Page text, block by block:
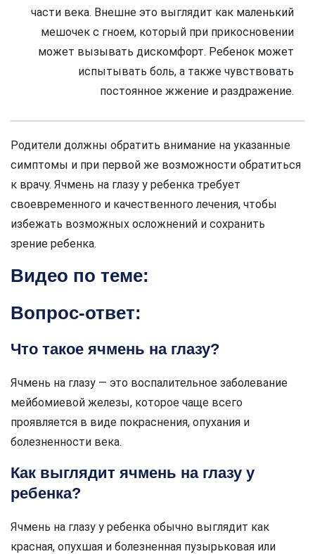
части века. Внешне это выглядит как маленький
мешочек с гноем, который при прикосновении
может вызывать дискомфорт. Ребенок может
испытывать боль, а также чувствовать
постоянное жжение и раздражение.
Родители должны обратить внимание на указанные
симптомы и при первой же возможности обратиться
к врачу. Ячмень на глазу у ребенка требует
своевременного и качественного лечения, чтобы
избежать возможных осложнений и сохранить
зрение ребенка.
Видео по теме:
Вопрос-ответ:
Что такое ячмень на глазу?
Ячмень на глазу — это воспалительное заболевание
мейбомиевой железы, которое чаще всего
проявляется в виде покраснения, опухания и
болезненности века.
Как выглядит ячмень на глазу у
ребенка?
Ячмень на глазу у ребенка обычно выглядит как
красная, опухшая и болезненная пузырьковая или